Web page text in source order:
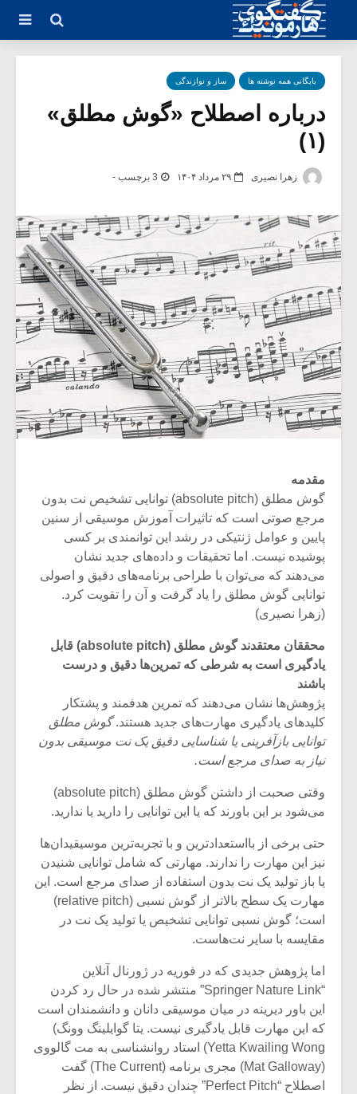
بایگانی همه نوشته ها ساز و نوازندگی
درباره اصطلاح «گوش مطلق»
(۱)
زهرا نصیری ۲۹ مرداد ۱۴۰۴ 3 برچسب -
مقدمه
گوش مطلق (absolute pitch) توانایی تشخیص نت بدون
مرجع صوتی است که تاثیرات آموزش موسیقی از سنین
پایین و عوامل ژنتیکی در رشد این توانمندی بر کسی
پوشیده نیست. اما تحقیقات و داده‌های جدید نشان
می‌دهند که می‌توان با طراحی برنامه‌های دقیق و اصولی
توانایی گوش مطلق را یاد گرفت و آن را تقویت کرد.
(زهرا نصیری)
محققان معتقدند گوش مطلق (absolute pitch) قابل
یادگیری است به شرطی که تمرین‌ها دقیق و درست
باشند
پژوهش‌ها نشان می‌دهند که تمرین هدفمند و پشتکار
کلیدهای یادگیری مهارت‌های جدید هستند.گوش مطلق
توانایی بازآفرینی یا شناسایی دقیق یک نت موسیقی بدون
نیاز به صدای مرجع است.
وقتی صحبت از داشتن گوش مطلق (absolute pitch)
می‌شود بر این باورند که یا این توانایی را دارید یا ندارید.
حتی برخی از بااستعدادترین و با تجربه‌ترین موسیقیدان‌ها
نیز این مهارت را ندارند. مهارتی که شامل توانایی شنیدن
یا باز تولید یک نت بدون استفاده از صدای مرجع است. این
مهارت یک سطح بالاتر از گوش نسبی (relative pitch)
است؛ گوش نسبی توانایی تشخیص یا تولید یک نت در
مقایسه با سایر نت‌هاست.
اما پژوهش جدیدی که در فوریه در ژورنال آنلاین
“Springer Nature Link” منتشر شده در حال رد کردن
این باور دیرینه در میان موسیقی دانان و دانشمندان است
که این مهارت قابل یادگیری نیست. یتا گوایلینگ وونگ)
Yetta Kwailing Wong) استاد روانشناسی به مت گالووی
(Mat Galloway) مجری برنامه (The Current) گفت
اصطلاح “Perfect Pitch” چندان دقیق نیست. از نظر
یادداشتی بر موسیقی
متن فیلم «متری
شیش و نیم»
موسیقی